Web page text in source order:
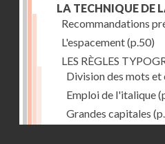
LA TECHNIQUE DE
Recommandations
L'espacement(p.50)
LES RÈGLES
Division des mots et
Emploi de l'italique
Grandes capitales